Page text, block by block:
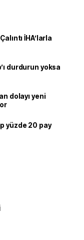
İHA’larla
durdurun yoksa
dolayı yeni
yüzde 20 pay